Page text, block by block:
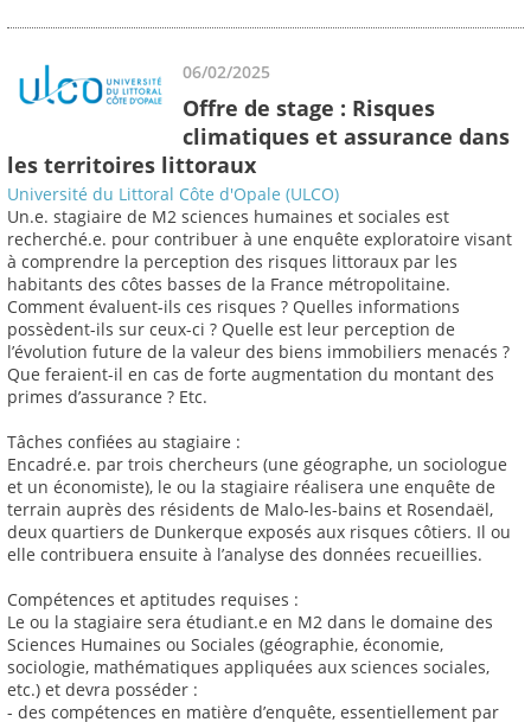
06/02/2025
Offre de stage : Risques
climatiques et assurance dans
les territoires littoraux
Université du Littoral Côte d'Opale (ULCO)
Un.e. stagiaire de M2 sciences humaines et sociales est
recherché.e. pour contribuer à une enquête exploratoire visant
à comprendre la perception des risques littoraux par les
habitants des côtes basses de la France métropolitaine.
Comment évaluent-ils ces risques ? Quelles informations
possèdent-ils sur ceux-ci ? Quelle est leur perception de
l’évolution future de la valeur des biens immobiliers menacés ?
Que feraient-il en cas de forte augmentation du montant des
primes d’assurance ? Etc.
Tâches confiées au stagiaire :
Encadré.e. par trois chercheurs (une géographe, un sociologue
et un économiste), le ou la stagiaire réalisera une enquête de
terrain auprès des résidents de Malo-les-bains et Rosendaël,
deux quartiers de Dunkerque exposés aux risques côtiers. Il ou
elle contribuera ensuite à l’analyse des données recueillies.
Compétences et aptitudes requises :
Le ou la stagiaire sera étudiant.e en M2 dans le domaine des
Sciences Humaines ou Sociales (géographie, économie,
sociologie, mathématiques appliquées aux sciences sociales,
etc.) et devra posséder :
- des compétences en matière d’enquête, essentiellement par